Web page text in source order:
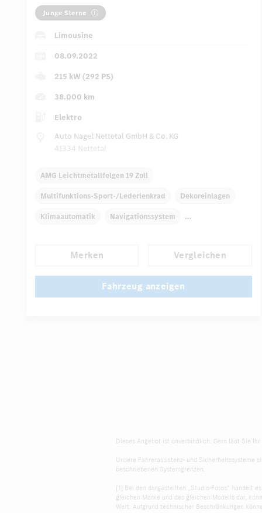
Junge Sterne
Limousine
08.09.2022
215 kW (292 PS)
38.000 km
Elektro
Auto Nagel Nettetal GmbH & Co. KG
41334 Nettetal
AMG Leichtmetallfelgen 19 Zoll
Multifunktions-Sport-/Lederlenkrad Dekoreinlagen
Klimaautomatik Navigationssystem
Automatisch abblendende Innen- und Außenspiegel
Panorama-Schiebedach
Fahrer-/Beifahrersitz elektrisch Komfortsitze ...
Merken Vergleichen
Fahrzeug anzeigen
Dieses Angebot ist unverbindlich. Gern lädt Sie
Unsere Fahrerassistenz- und
beschriebenen Systemgrenzen.
[1] Bei den dargestellten „Studio-Fotos“ handelt
gleichen Marke und des gleichen Modells dar,
Wert. Aufgrund technischer Beschränkungen